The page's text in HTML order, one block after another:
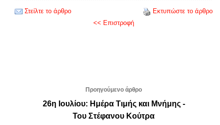
Στείλτε το άρθρο
Εκτυπώστε το άρθρο
<< Επιστροφή
Προηγούμενο άρθρο
26η Ιουλίου: Ημέρα Τιμής και Μνήμης -
Του Στέφανου Κούτρα